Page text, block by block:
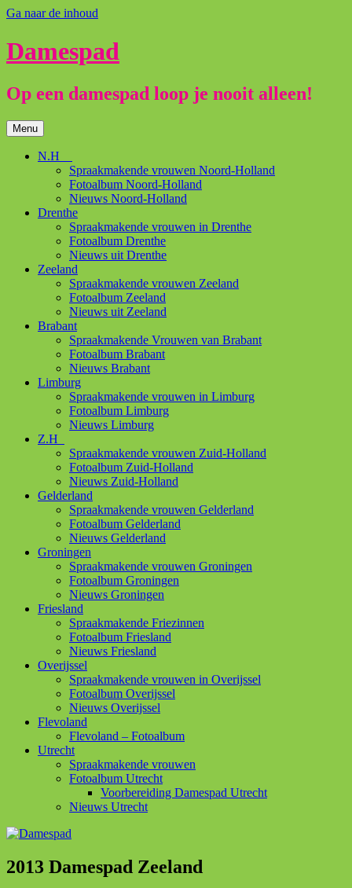
Ga naar de inhoud
Damespad
Op een damespad loop je nooit alleen!
Menu
N.H
Spraakmakende vrouwen Noord-Holland
Fotoalbum Noord-Holland
Nieuws Noord-Holland
Drenthe
Spraakmakende vrouwen in Drenthe
Fotoalbum Drenthe
Nieuws uit Drenthe
Zeeland
Spraakmakende vrouwen Zeeland
Fotoalbum Zeeland
Nieuws uit Zeeland
Brabant
Spraakmakende Vrouwen van Brabant
Fotoalbum Brabant
Nieuws Brabant
Limburg
Spraakmakende vrouwen in Limburg
Fotoalbum Limburg
Nieuws Limburg
Z.H
Spraakmakende vrouwen Zuid-Holland
Fotoalbum Zuid-Holland
Nieuws Zuid-Holland
Gelderland
Spraakmakende vrouwen Gelderland
Fotoalbum Gelderland
Nieuws Gelderland
Groningen
Spraakmakende vrouwen Groningen
Fotoalbum Groningen
Nieuws Groningen
Friesland
Spraakmakende Friezinnen
Fotoalbum Friesland
Nieuws Friesland
Overijssel
Spraakmakende vrouwen in Overijssel
Fotoalbum Overijssel
Nieuws Overijssel
Flevoland
Flevoland – Fotoalbum
Utrecht
Spraakmakende vrouwen
Fotoalbum Utrecht
Voorbereiding Damespad Utrecht
Nieuws Utrecht
2013 Damespad Zeeland